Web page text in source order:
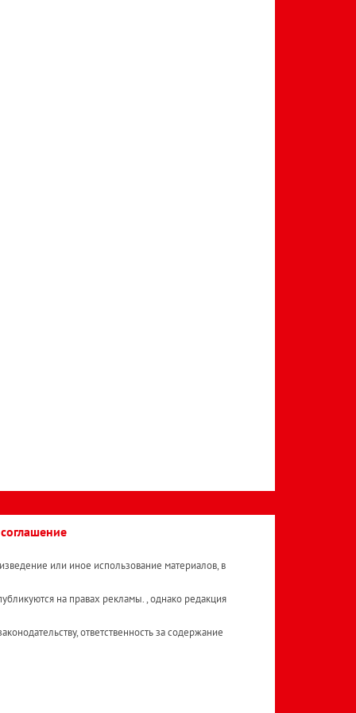
или иное использование материалов, в
на правах рекламы. , однако редакция
ответственность за содержание